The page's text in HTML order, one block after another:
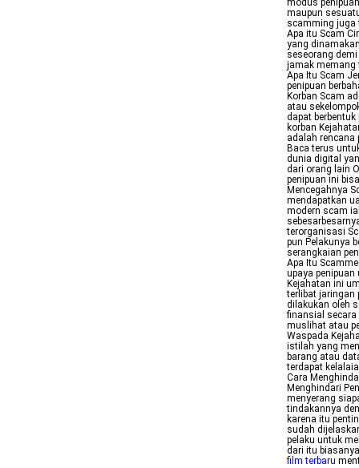
modus
maupun
scamming juga
Apa itu Scam
yang
seseorang
jamak memang
Apa Itu Scam
penipuan
Korban Scam
atau
dapat
korban
adalah rencana
Baca terus
dunia digital
dari orang lain
penipuan ini
Mencegahnya
mendapatkan
modern scam
terorganisasi
pun Pelakunya
serangkaian
Apa Itu
upaya
Kejahatan ini
terlibat jaringan
dilakukan oleh
finansial
muslihat atau
Waspada
istilah yang
barang atau
terdapat
Cara
Menghindari
menyerang
tindakannya
karena itu
sudah
pelaku untuk
dari itu
film terbaru